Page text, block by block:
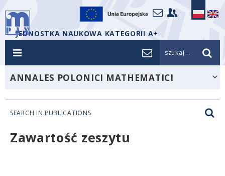
JEDNOSTKA NAUKOWA KATEGORII A+
szukaj...
ANNALES POLONICI MATHEMATICI
SEARCH IN PUBLICATIONS
Zawartość zeszytu